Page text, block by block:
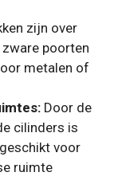
zijn over
poorten
metalen of
Door de
cilinders is
voor
ruimte